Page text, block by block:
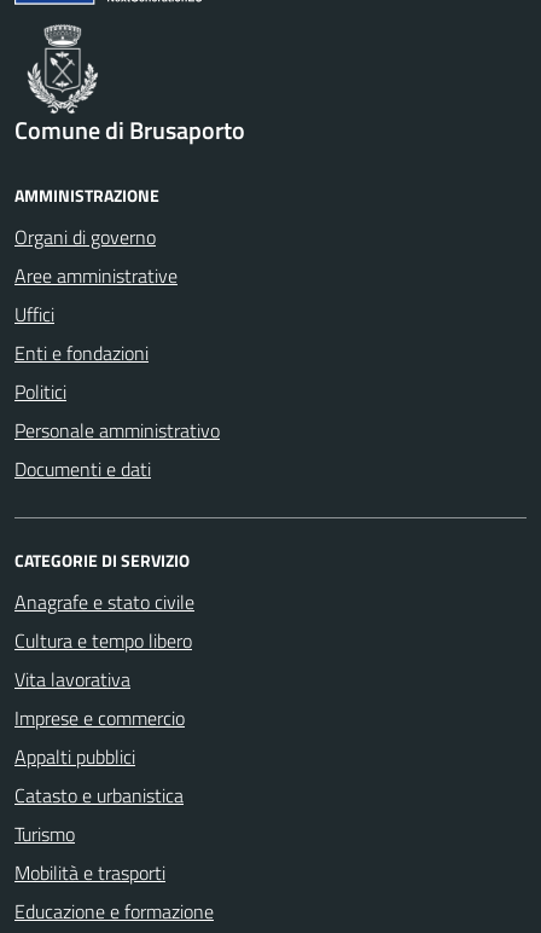
Comune di Brusaporto
AMMINISTRAZIONE
Organi di governo
Aree amministrative
Uffici
Enti e fondazioni
Politici
Personale amministrativo
Documenti e dati
CATEGORIE DI SERVIZIO
Anagrafe e stato civile
Cultura e tempo libero
Vita lavorativa
Imprese e commercio
Appalti pubblici
Catasto e urbanistica
Turismo
Mobilità e trasporti
Educazione e formazione